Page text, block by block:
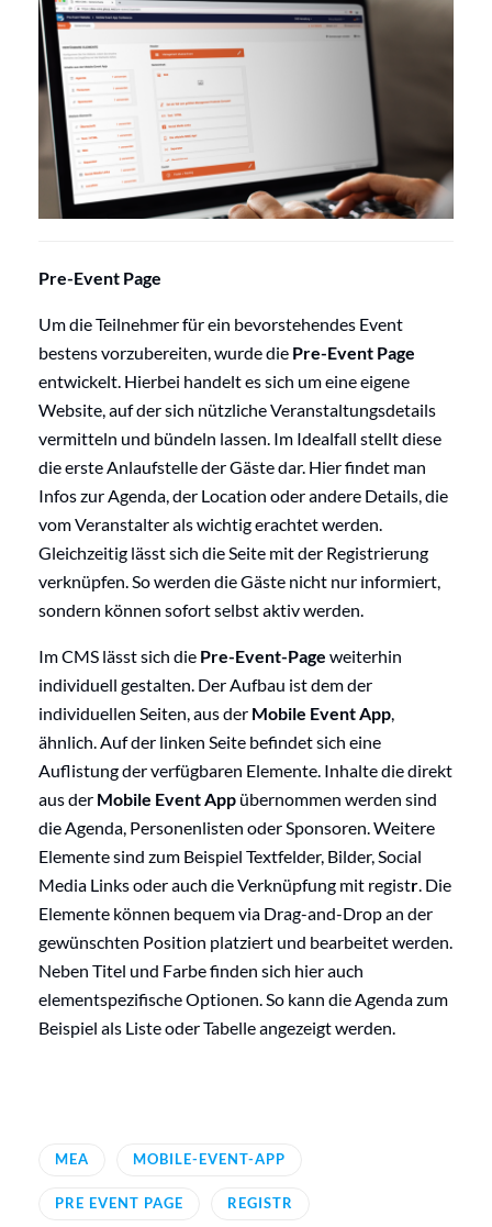
Pre-Event Page
Um die Teilnehmer für ein bevorstehendes Event
bestens vorzubereiten, wurde die Pre-Event Page
entwickelt. Hierbei handelt es sich um eine eigene
Website, auf der sich nützliche Veranstaltungsdetails
vermitteln und bündeln lassen. Im Idealfall stellt diese
die erste Anlaufstelle der Gäste dar. Hier findet man
Infos zur Agenda, der Location oder andere Details, die
vom Veranstalter als wichtig erachtet werden.
Gleichzeitig lässt sich die Seite mit der Registrierung
verknüpfen. So werden die Gäste nicht nur informiert,
sondern können sofort selbst aktiv werden.
Im CMS lässt sich die Pre-Event-Page weiterhin
individuell gestalten. Der Aufbau ist dem der
individuellen Seiten, aus der Mobile Event App,
ähnlich. Auf der linken Seite befindet sich eine
Auflistung der verfügbaren Elemente. Inhalte die direkt
aus der Mobile Event App übernommen werden sind
die Agenda, Personenlisten oder Sponsoren. Weitere
Elemente sind zum Beispiel Textfelder, Bilder, Social
Media Links oder auch die Verknüpfung mit registr. Die
Elemente können bequem via Drag-and-Drop an der
gewünschten Position platziert und bearbeitet werden.
Neben Titel und Farbe finden sich hier auch
elementspezifische Optionen. So kann die Agenda zum
Beispiel als Liste oder Tabelle angezeigt werden.
MEA MOBILE-EVENT-APP
PRE EVENT PAGE REGISTR